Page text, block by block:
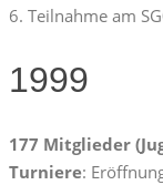
6. Teilnahme am
1999
177 Mitglieder
Turniere: